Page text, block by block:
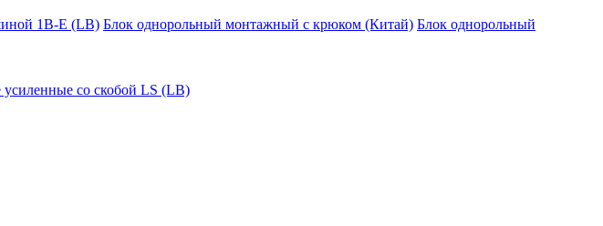
1B-E (LB) Блок однорольный монтажный с крюком (Китай) Блок однорольный
со скобой LS (LB)